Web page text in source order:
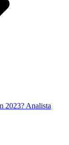
2023? Analista